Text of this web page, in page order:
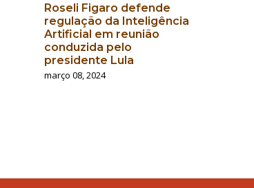
Roseli Figaro defende
regulação da Inteligência
Artificial em reunião
conduzida pelo
presidente Lula
março 08, 2024